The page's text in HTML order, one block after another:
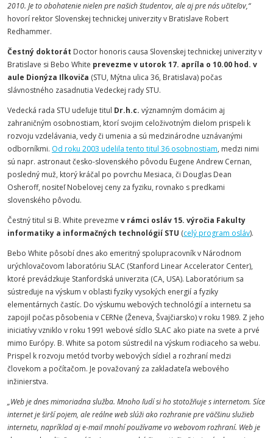
2010. Je to obohatenie nielen pre našich študentov, ale aj pre nás učiteľov,“
hovorí rektor Slovenskej technickej univerzity v Bratislave Robert
Redhammer.
Čestný doktorát Doctor honoris causa Slovenskej technickej univerzity v
Bratislave si Bebo White prevezme v utorok 17. apríla o 10.00 hod. v
aule Dionýza Ilkoviča (STU, Mýtna ulica 36, Bratislava) počas
slávnostného zasadnutia Vedeckej rady STU.
Vedecká rada STU udeľuje titul Dr.h.c. významným domácim aj
zahraničným osobnostiam, ktorí svojim celoživotným dielom prispeli k
rozvoju vzdelávania, vedy či umenia a sú medzinárodne uznávanými
odborníkmi. Od roku 2003 udelila tento titul 36 osobnostiam, medzi nimi
sú napr. astronaut česko-slovenského pôvodu Eugene Andrew Cernan,
posledný muž, ktorý kráčal po povrchu Mesiaca, či Douglas Dean
Osheroff, nositeľ Nobelovej ceny za fyziku, rovnako s predkami
slovenského pôvodu.
Čestný titul si B. White prevezme v rámci osláv 15. výročia Fakulty
informatiky a informačných technológií STU (celý program osláv).
Bebo White pôsobí dnes ako emeritný spolupracovník v Národnom
urýchlovačovom laboratóriu SLAC (Stanford Linear Accelerator Center),
ktoré prevádzkuje Stanfordská univerzita (CA, USA). Laboratórium sa
sústreďuje na výskum v oblasti fyziky vysokých energií a fyziky
elementárnych častíc. Do výskumu webových technológií a internetu sa
zapojil počas pôsobenia v CERNe (Ženeva, Švajčiarsko) v roku 1989. Z jeho
iniciatívy vzniklo v roku 1991 webové sídlo SLAC ako piate na svete a prvé
mimo Európy. B. White sa potom sústredil na výskum rodiaceho sa webu.
Prispel k rozvoju metód tvorby webových sídiel a rozhraní medzi
človekom a počítačom. Je považovaný za zakladateľa webového
inžinierstva.
„Web je dnes mimoriadna služba. Mnoho ľudí si ho stotožňuje s internetom. Síce
internet je širší pojem, ale reálne web slúži ako rozhranie pre väčšinu služieb
internetu, napríklad aj e-mail mnohí používame vo webovom rozhraní. Web je